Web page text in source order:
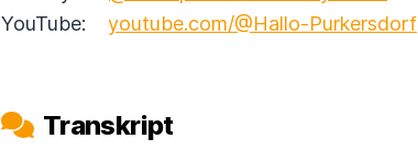
YouTube: youtube.com/@Hallo-Purkersdorf
Transkript